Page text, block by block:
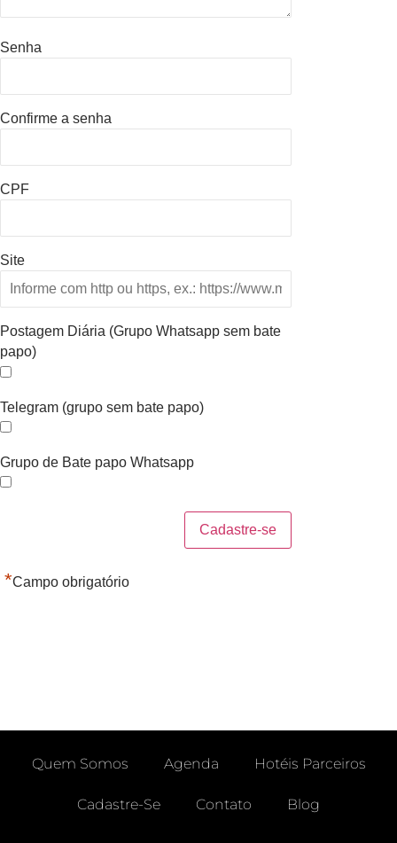
Senha
Confirme a senha
CPF
Site
Postagem Diária (Grupo Whatsapp sem bate
papo)
Telegram (grupo sem bate papo)
Grupo de Bate papo Whatsapp
*Campo obrigatório
Quem Somos Agenda Hotéis Parceiros
Cadastre-Se Contato Blog